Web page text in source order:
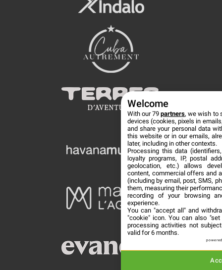
Welcome
With our 79partners, we wish to
devices (cookies, pixels in
and share your personal data
this website or in our emails,
later, including in other contexts.
Processing this data
loyalty programs, IP, postal
geolocation, etc.) allows
content, commercial offers and
(including by email, post, SMS,
them, measuring their
recording of your browsing
experience.
You can "accept all" and
"cookie" icon. You can also
processing activities not
valid for 6 months.